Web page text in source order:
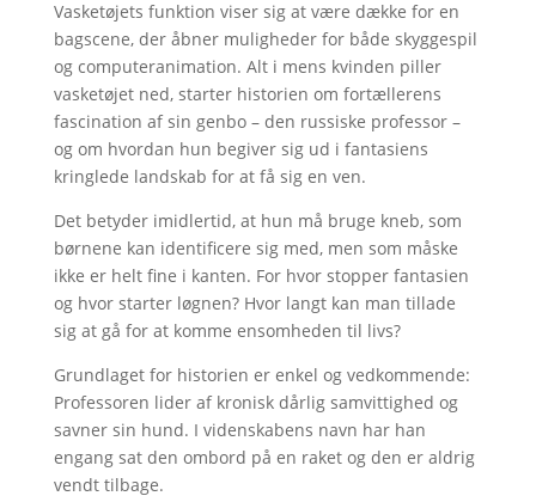
Vasketøjets funktion viser sig at være dække for en
bagscene, der åbner muligheder for både skyggespil
og computeranimation. Alt i mens kvinden piller
vasketøjet ned, starter historien om fortællerens
fascination af sin genbo – den russiske professor –
og om hvordan hun begiver sig ud i fantasiens
kringlede landskab for at få sig en ven.
Det betyder imidlertid, at hun må bruge kneb, som
børnene kan identificere sig med, men som måske
ikke er helt fine i kanten. For hvor stopper fantasien
og hvor starter løgnen? Hvor langt kan man tillade
sig at gå for at komme ensomheden til livs?
Grundlaget for historien er enkel og vedkommende:
Professoren lider af kronisk dårlig samvittighed og
savner sin hund. I videnskabens navn har han
engang sat den ombord på en raket og den er aldrig
vendt tilbage.